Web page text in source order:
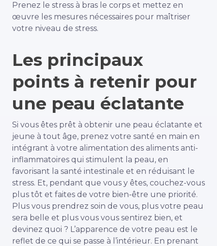
Prenez le stress à bras le corps et mettez en
œuvre les mesures nécessaires pour maîtriser
votre niveau de stress.
Les principaux
points à retenir pour
une peau éclatante
Si vous êtes prêt à obtenir une peau éclatante et
jeune à tout âge, prenez votre santé en main en
intégrant à votre alimentation des aliments anti-
inflammatoires qui stimulent la peau, en
favorisant la santé intestinale et en réduisant le
stress. Et, pendant que vous y êtes, couchez-vous
plus tôt et faites de votre bien-être une priorité.
Plus vous prendrez soin de vous, plus votre peau
sera belle et plus vous vous sentirez bien, et
devinez quoi ? L’apparence de votre peau est le
reflet de ce qui se passe à l’intérieur. En prenant